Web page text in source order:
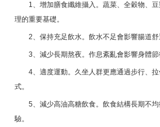
1、增加膳食纖維攝入。蔬菜、全穀物、
理的重要基礎。
2、保持充足飲水。飲水不足會影響腸道舒
3、減少長期熬夜。作息紊亂會影響身體節
4、適度運動。久坐人群更應通過步行、
式。
5、減少高油高糖飲食。飲食結構長期不
驗。